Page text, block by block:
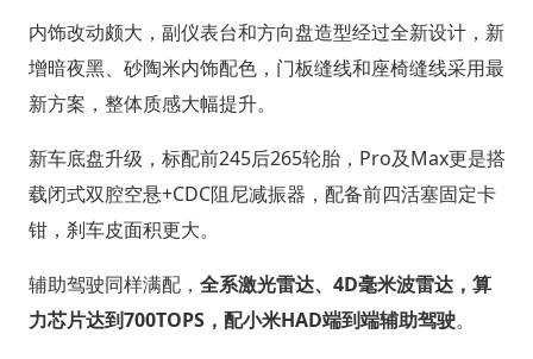
内饰改动颇大，副仪表台和方向盘造型经过全新设计，新
增暗夜黑、砂陶米内饰配色，门板缝线和座椅缝线采用最
新方案，整体质感大幅提升。
新车底盘升级，标配前245后265轮胎，Pro及Max更是搭
载闭式双腔空悬+CDC阻尼减振器，配备前四活塞固定卡
钳，刹车皮面积更大。
辅助驾驶同样满配， 全系激光雷达、4D毫米波雷达，算
力芯片达到700TOPS，配小米HAD端到端辅助驾驶。